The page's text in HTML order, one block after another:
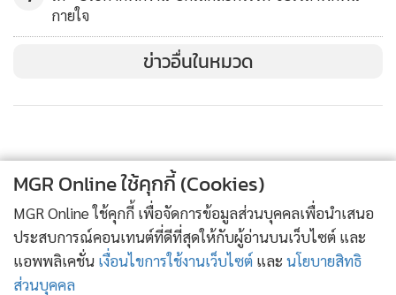
กายใจ
ข่าวอื่นในหมวด
MGR Online ใช้คุกกี้ (Cookies)
MGR Online ใช้คุกกี้ เพื่อจัดการข้อมูลส่วนบุคคลเพื่อนำเสนอ
ประสบการณ์คอนเทนต์ที่ดีที่สุดให้กับผู้อ่านบนเว็บไซต์ และ
แอพพลิเคชั่น เงื่อนไขการใช้งานเว็บไซต์ และ นโยบายสิทธิ
ส่วนบุคคล